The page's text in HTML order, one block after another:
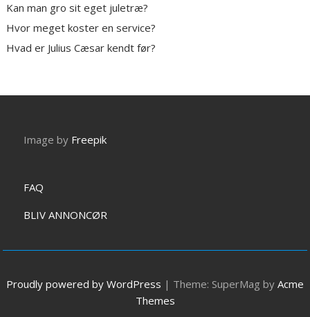
Kan man gro sit eget juletræ?
Hvor meget koster en service?
Hvad er Julius Cæsar kendt før?
Image by Freepik
FAQ
BLIV ANNONCØR
Proudly powered by WordPress | Theme: SuperMag by Acme
Themes